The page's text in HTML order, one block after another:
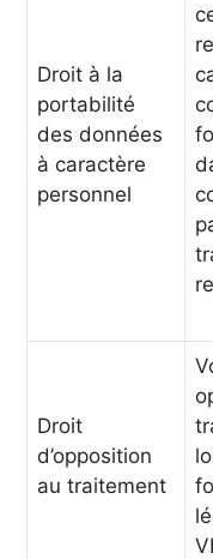
Droit à la
portabilité
des données
à caractère
personnel
Droit
d’opposition
au traitement